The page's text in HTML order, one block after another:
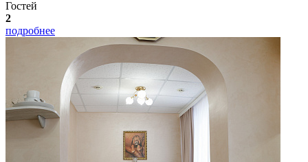
Гостей
2
подробнее